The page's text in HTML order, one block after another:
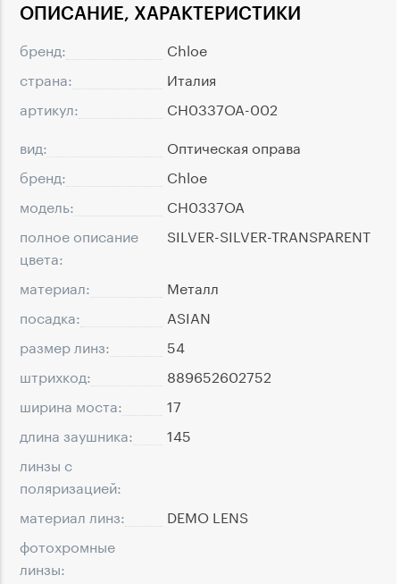
ОПИСАНИЕ, ХАРАКТЕРИСТИКИ
бренд:
Chloe
страна:
Италия
артикул:
CH0337OA-002
вид:
Оптическая оправа
бренд:
Chloe
модель:
CH0337OA
полное описание
цвета:
SILVER-SILVER-TRANSPARENT
материал:
Металл
посадка:
ASIAN
размер линз:
54
штрихкод:
889652602752
ширина моста:
17
длина заушника:
145
линзы с
поляризацией:
материал линз:
DEMO LENS
фотохромные
линзы: